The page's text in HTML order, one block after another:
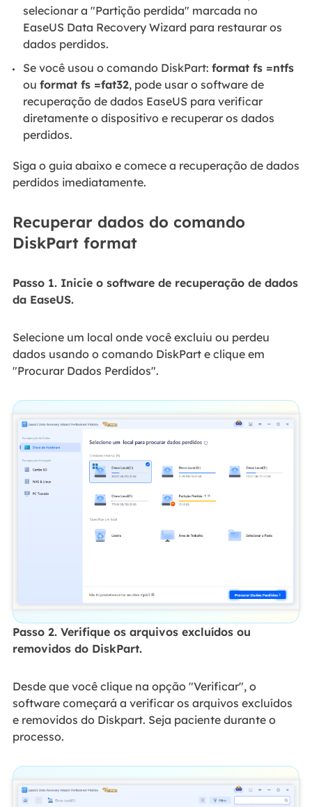
selecionar a "Partição perdida" marcada no
EaseUS Data Recovery Wizard para restaurar os
dados perdidos.
Se você usou o comando DiskPart: format fs =ntfs
ou format fs =fat32, pode usar o software de
recuperação de dados EaseUS para verificar
diretamente o dispositivo e recuperar os dados
perdidos.
Siga o guia abaixo e comece a recuperação de dados
perdidos imediatamente.
Recuperar dados do comando
DiskPart format
Passo 1. Inicie o software de recuperação de dados
da EaseUS.
Selecione um local onde você excluiu ou perdeu
dados usando o comando DiskPart e clique em
"Procurar Dados Perdidos".
Passo 2. Verifique os arquivos excluídos ou
removidos do DiskPart.
Desde que você clique na opção "Verificar", o
software começará a verificar os arquivos excluídos
e removidos do Diskpart. Seja paciente durante o
processo.